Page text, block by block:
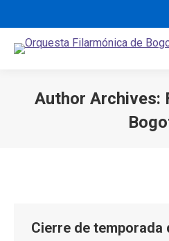
Author Archives:
Cierre de temporada